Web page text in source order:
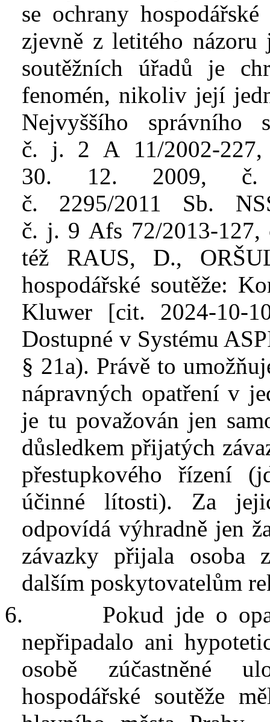
se ochrany
zjevně z letitého
soutěžních úřadů je
fenomén, nikoliv její
Nejvyššího
č.
j. 2 A 11/2002-227,
30.
12.
2009, č.
č.
2295/2011 Sb.
č. j. 9 Afs 72/2013‑127,
též RAUS, D.,
hospodářské soutěže:
Kluwer [cit. 2024-10-
Dostupné v Systému
§ 21a). Právě to
nápravných opatření v
je tu považován jen
důsledkem přijatých
přestupkového řízení
účinné lítosti). Za
odpovídá výhradně jen
závazky přijala osoba
dalším poskytovatelům
6.
Pokud jde o
nepřipadalo ani
osobě zúčastněné
hospodářské soutěže